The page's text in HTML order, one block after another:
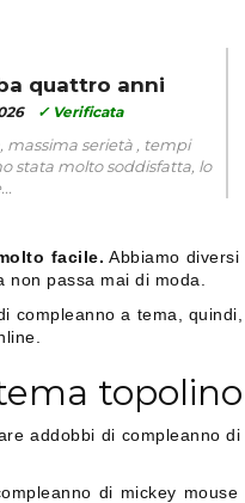
quattro anni
✓ Verificata
massima serietà , tempi
stata molto soddisfatta, lo
facile. Abbiamo
passa mai di moda.
a tema,
addobbi di compleanno
di mickey